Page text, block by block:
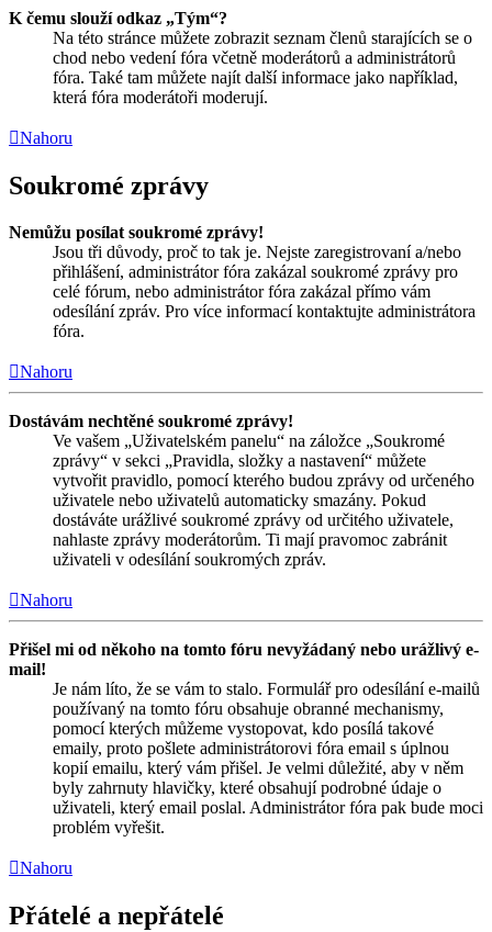
K čemu slouží odkaz „Tým“?
Na této stránce můžete zobrazit seznam členů starajících se o
chod nebo vedení fóra včetně moderátorů a administrátorů
fóra. Také tam můžete najít další informace jako například,
která fóra moderátoři moderují.
Nahoru
Soukromé zprávy
Nemůžu posílat soukromé zprávy!
Jsou tři důvody, proč to tak je. Nejste zaregistrovaní a/nebo
přihlášení, administrátor fóra zakázal soukromé zprávy pro
celé fórum, nebo administrátor fóra zakázal přímo vám
odesílání zpráv. Pro více informací kontaktujte administrátora
fóra.
Nahoru
Dostávám nechtěné soukromé zprávy!
Ve vašem „Uživatelském panelu“ na záložce „Soukromé
zprávy“ v sekci „Pravidla, složky a nastavení“ můžete
vytvořit pravidlo, pomocí kterého budou zprávy od určeného
uživatele nebo uživatelů automaticky smazány. Pokud
dostáváte urážlivé soukromé zprávy od určitého uživatele,
nahlaste zprávy moderátorům. Ti mají pravomoc zabránit
uživateli v odesílání soukromých zpráv.
Nahoru
Přišel mi od někoho na tomto fóru nevyžádaný nebo urážlivý e-
mail!
Je nám líto, že se vám to stalo. Formulář pro odesílání e-mailů
používaný na tomto fóru obsahuje obranné mechanismy,
pomocí kterých můžeme vystopovat, kdo posílá takové
emaily, proto pošlete administrátorovi fóra email s úplnou
kopií emailu, který vám přišel. Je velmi důležité, aby v něm
byly zahrnuty hlavičky, které obsahují podrobné údaje o
uživateli, který email poslal. Administrátor fóra pak bude moci
problém vyřešit.
Nahoru
Přátelé a nepřátelé